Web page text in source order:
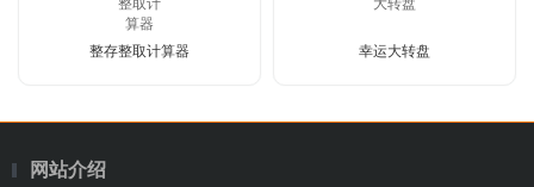
整存整取计算器 幸运大转盘
网站介绍